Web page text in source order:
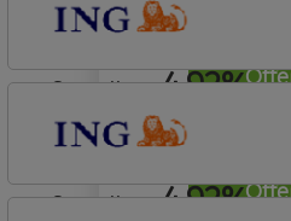
4,92%
Basistarief
aflosvrij
4,92%
Basistarief
aflosvrij